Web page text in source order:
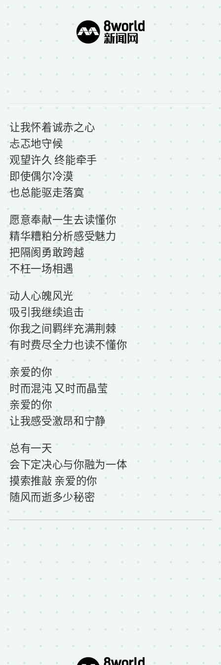
让我怀着诚赤之心
忐忑地守候
观望许久 终能牵手
即使偶尔冷漠
也总能驱走落寞
愿意奉献一生去读懂你
精华糟粕分析感受魅力
把隔阂勇敢跨越
不枉一场相遇
动人心魄风光
吸引我继续追击
你我之间羁绊充满荆棘
有时费尽全力也读不懂你
亲爱的你
时而混沌 又时而晶莹
亲爱的你
让我感受激昂和宁静
总有一天
会下定决心与你融为一体
摸索推敲 亲爱的你
随风而逝多少秘密